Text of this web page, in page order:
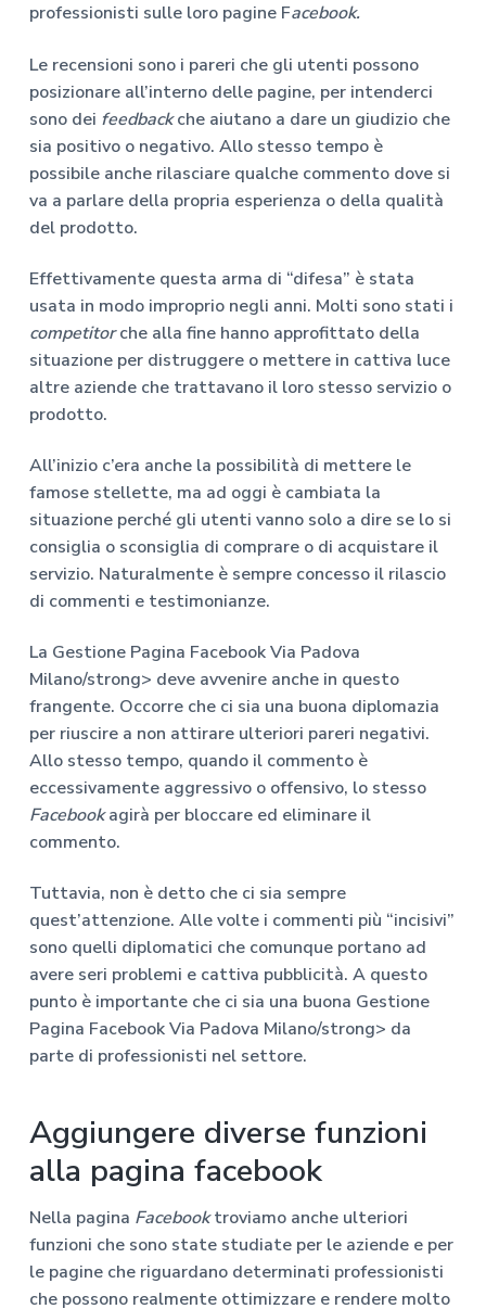
professionisti sulle loro pagine Facebook.
Le recensioni sono i pareri che gli utenti possono
posizionare all’interno delle pagine, per intenderci
sono dei feedbackche aiutano a dare un giudizio che
sia positivo o negativo. Allo stesso tempo è
possibile anche rilasciare qualche commento dove si
va a parlare della propria esperienza o della qualità
del prodotto.
Effettivamente questa arma di “difesa” è stata
usata in modo improprio negli anni. Molti sono stati i
competitorche alla fine hanno approfittato della
situazione per distruggere o mettere in cattiva luce
altre aziende che trattavano il loro stesso servizio o
prodotto.
All’inizio c’era anche la possibilità di mettere le
famose stellette, ma ad oggi è cambiata la
situazione perché gli utenti vanno solo a dire se lo si
consiglia o sconsiglia di comprare o di acquistare il
servizio. Naturalmente è sempre concesso il rilascio
di commenti e testimonianze.
La Gestione Pagina Facebook Via Padova
Milano/strong> deve avvenire anche in questo
frangente. Occorre che ci sia una buona diplomazia
per riuscire a non attirare ulteriori pareri negativi.
Allo stesso tempo, quando il commento è
eccessivamente aggressivo o offensivo, lo stesso
Facebookagirà per bloccare ed eliminare il
commento.
Tuttavia, non è detto che ci sia sempre
quest’attenzione. Alle volte i commenti più “incisivi”
sono quelli diplomatici che comunque portano ad
avere seri problemi e cattiva pubblicità. A questo
punto è importante che ci sia una buona Gestione
Pagina Facebook Via Padova Milano/strong> da
parte di professionisti nel settore.
Aggiungere diverse funzioni
alla pagina facebook
Nella pagina Facebooktroviamo anche ulteriori
funzioni che sono state studiate per le aziende e per
le pagine che riguardano determinati professionisti
che possono realmente ottimizzare e rendere molto